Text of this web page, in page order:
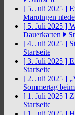
[ 5. Juli 2025 ]
Marpingen
[ 5. Juli 2025 ]
Dauerkarten
[ 4. Juli 2025 ]
Startseite
[ 3. Juli 2025 ]
Startseite
[ 2. Juli 2025 ]
Sommertag
[ 1. Juli 2025 ]
Startseite
[ 1. Juli 2025 ]